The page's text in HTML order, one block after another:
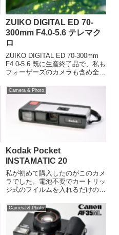
ZUIKO DIGITAL ED 70-
300mm F4.0-5.6 テレマク
ロ
ZUIKO DIGITAL ED 70-300mm
F4.0-5.6 既に生産終了品で、私も
フォーザーズのカメラも含め全て
ーサーズでは換算600mmまでの
相当のテレマクロ撮影も出来...
Camera & Photo
Kodak Pocket
INSTAMATIC 20
私が初めて購入したのがこのカメ
ラでした。電池不要でカートリッ
ジ式のフイルムを入れるだけの簡
戻す必要もなくフイルムの取り扱
いによる失敗はありませんでし
た。1972年にコダックがそれま
での画面サイズ26mm×26m...
Camera & Photo